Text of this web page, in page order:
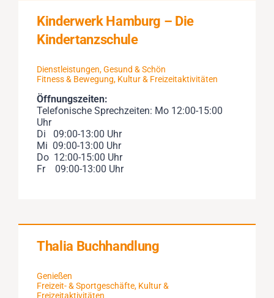
Kinderwerk Hamburg – Die
Kindertanzschule
Dienstleistungen,Gesund & Schön
Fitness & Bewegung, Kultur & Freizeitaktivitäten
Öffnungszeiten:
Telefonische Sprechzeiten: Mo 12:00-15:00
Uhr
Di 09:00-13:00 Uhr
Mi 09:00-13:00 Uhr
Do 12:00-15:00 Uhr
Fr 09:00-13:00 Uhr
Thalia Buchhandlung
Genießen
Freizeit- & Sportgeschäfte, Kultur &
Freizeitaktivitäten